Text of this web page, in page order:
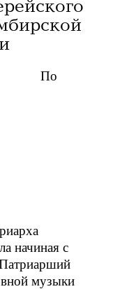
По
начиная с
музыки